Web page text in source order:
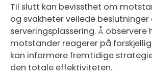
Til slutt kan bevissthet om
og svakheter veilede beslutninger
serveringsplassering. Å observere
motstander reagerer på
kan informere fremtidige
den totale effektiviteten.